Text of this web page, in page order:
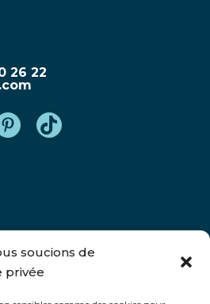
soucions de
privée
26 22